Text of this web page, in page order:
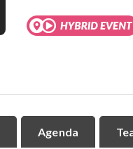
Agenda